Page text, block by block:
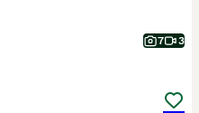
7 3